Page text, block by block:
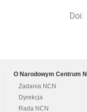
Doi:
O Narodowym Centrum
Zadania NCN
Dyrekcja
Rada NCN